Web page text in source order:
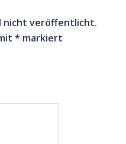
nicht veröffentlicht.
* markiert